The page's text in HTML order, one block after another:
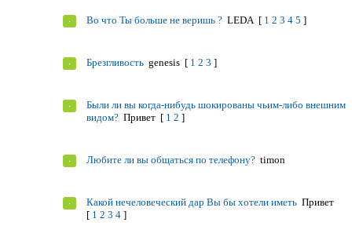
Во что Ты больше не веришь ? LEDA [ 1 2 3 4 5 ]
Брезгливость genesis [ 1 2 3 ]
Были ли вы когда-нибудь шокированы чьим-либо внешним
видом? Привет [ 1 2 ]
Любите ли вы общаться по телефону? timon
Какой нечеловеческий дар Вы бы хотели иметь Привет
[ 1 2 3 4 ]